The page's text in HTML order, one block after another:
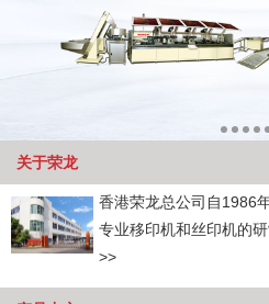
关于荣龙
香港荣龙总公司自1986
专业移印机和丝印机的
>>